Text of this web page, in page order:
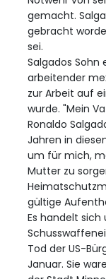
gemacht.
gebracht
sei.
Salgados Sohn
arbeitender
zur Arbeit auf
wurde. "Mein
Ronaldo
Jahren in
um für mich,
Mutter zu
gültige
Es handelt
Tod der US-
Januar. Sie